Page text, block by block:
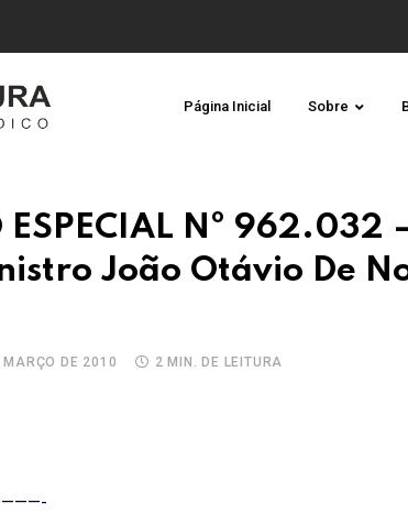
Página Inicial Sobre
ESPECIAL Nº
João Otávio De
MARÇO DE 2010 2 MIN. DE LEITURA